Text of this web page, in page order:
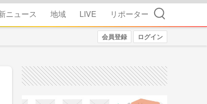
ニュース 地域 LIVE リポーター 検索
会員登録 ログイン